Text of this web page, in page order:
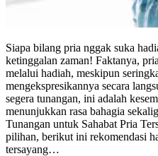
Siapa bilang pria nggak suka
ketinggalan zaman! Faktanya,
melalui hadiah, meskipun
mengekspresikannya secara
segera tunangan, ini adalah
menunjukkan rasa bahagia
Tunangan untuk Sahabat Pria
pilihan, berikut ini rekomendasi
tersayang…